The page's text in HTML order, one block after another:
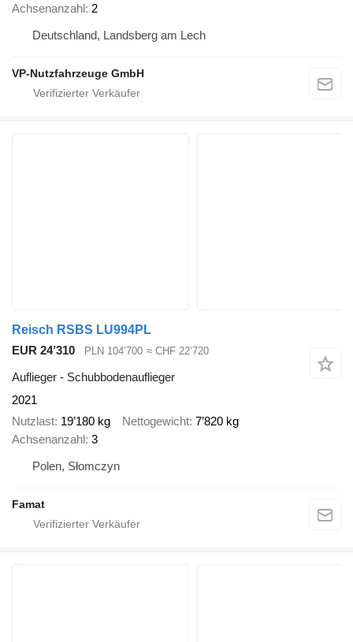
Achsenanzahl 2
Deutschland, Landsberg am Lech
VP-Nutzfahrzeuge GmbH
Reisch RSBS LU994PL
EUR 24’310
PLN 104’700 ≈ CHF 22’720
Auflieger - Schubbodenauflieger
2021
Nutzlast 19’180 kg Nettogewicht 7’820 kg
Achsenanzahl 3
Polen, Słomczyn
Famat